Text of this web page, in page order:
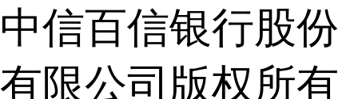
中信百信银行股份
有限公司版权所有